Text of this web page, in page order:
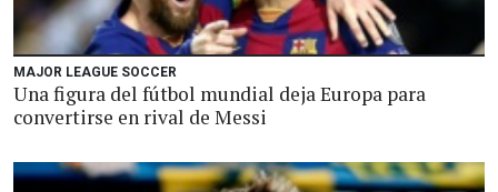
MAJOR LEAGUE SOCCER
Una figura del fútbol mundial deja Europa para
convertirse en rival de Messi